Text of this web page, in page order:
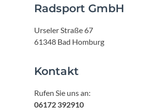
Radsport GmbH
Urseler Straße 67
61348 Bad Homburg
Kontakt
Rufen Sie uns an:
06172 392910